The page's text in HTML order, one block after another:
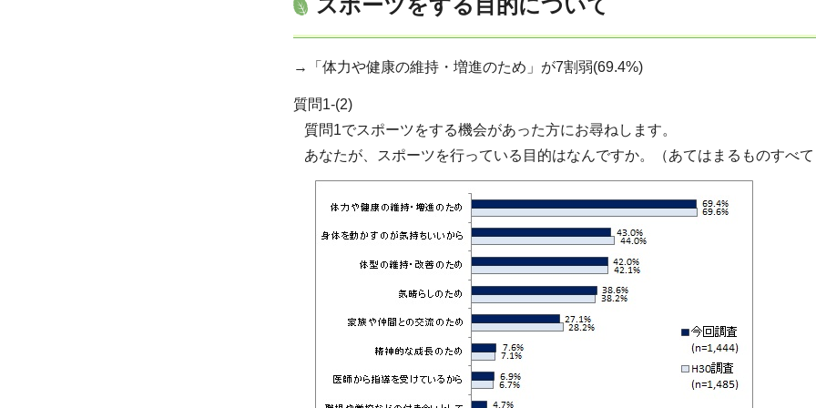
スポーツをする目的について
→「体力や健康の維持・増進のため」が7割弱(69.4%)
質問1-(2)
質問1でスポーツをする機会があった方にお尋ねします。
あなたが、スポーツを行っている目的はなんですか。（あてはまるものすべ